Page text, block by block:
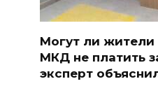
Могут ли жители
МКД не платить
эксперт